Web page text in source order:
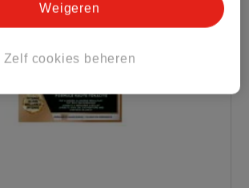
Zelf cookies beheren
Weigeren